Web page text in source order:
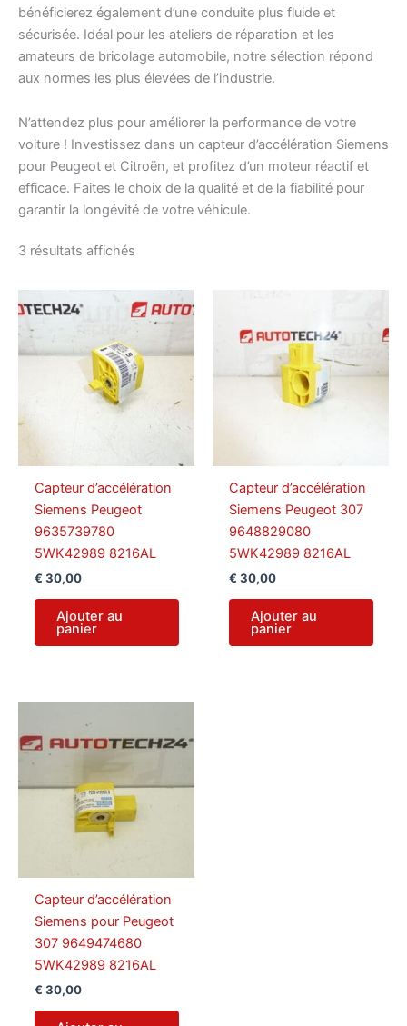
bénéficierez également d’une conduite plus fluide et
sécurisée. Idéal pour les ateliers de réparation et les
amateurs de bricolage automobile, notre sélection répond
aux normes les plus élevées de l’industrie.
N’attendez plus pour améliorer la performance de votre
voiture ! Investissez dans un capteur d’accélération Siemens
pour Peugeot et Citroën, et profitez d’un moteur réactif et
efficace. Faites le choix de la qualité et de la fiabilité pour
garantir la longévité de votre véhicule.
3 résultats affichés
récent
au
plus
ancien
Capteur d’accélération
Siemens Peugeot
9635739780
5WK42989 8216AL
€ 30,00
Ajouter au
panier
Capteur d’accélération
Siemens Peugeot 307
9648829080
5WK42989 8216AL
€ 30,00
Ajouter au
panier
Capteur d’accélération
Siemens pour Peugeot
307 9649474680
5WK42989 8216AL
€ 30,00